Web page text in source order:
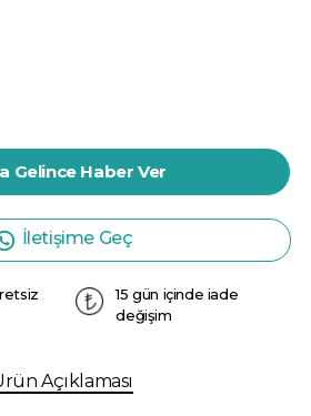
Gelince Haber Ver
İletişime Geç
15 gün içinde iade
değişim
Açıklaması